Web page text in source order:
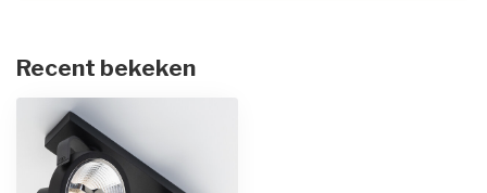
Recent bekeken